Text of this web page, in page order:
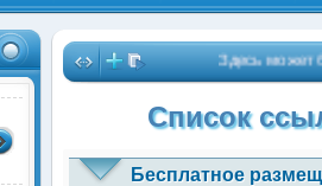
Здесь может
Список
Бесплатное